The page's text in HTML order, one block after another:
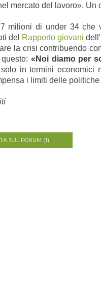
mercato del lavoro». Un
milioni di under 34 che
del Rapporto giovani dell'
la crisi contribuendo
«Noi diamo per
in termini economici
i limiti delle
SUL FORUM (1)